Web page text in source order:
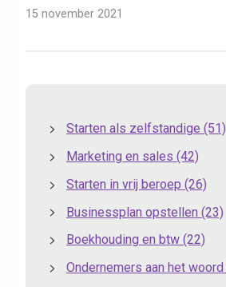
15 november 2021
Starten als zelfstandige (51)
Marketing en sales (42)
Starten in vrij beroep (26)
Businessplan opstellen (23)
Boekhouding en btw (22)
Ondernemers aan het woord